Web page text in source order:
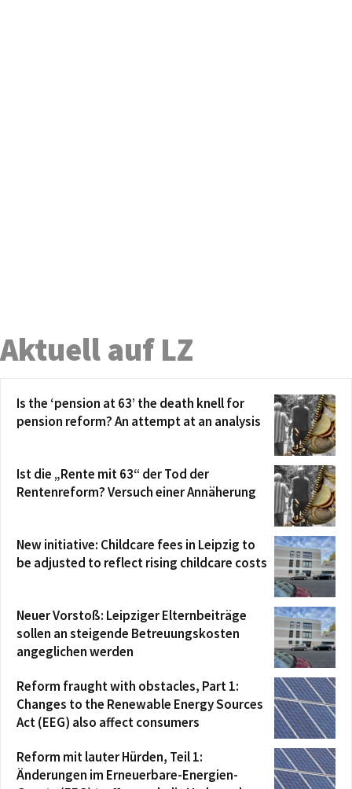
Aktuell auf LZ
Is the ‘pension at 63’ the death knell for
pension reform? An attempt at an analysis
Ist die „Rente mit 63“ der Tod der
Rentenreform? Versuch einer Annäherung
New initiative: Childcare fees in Leipzig to
be adjusted to reflect rising childcare costs
Neuer Vorstoß: Leipziger Elternbeiträge
sollen an steigende Betreuungskosten
angeglichen werden
Reform fraught with obstacles, Part 1:
Changes to the Renewable Energy Sources
Act (EEG) also affect consumers
Reform mit lauter Hürden, Teil 1:
Änderungen im Erneuerbare-Energien-